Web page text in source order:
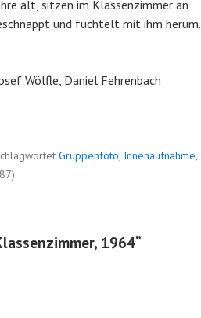
alt, sitzen im Klassenzimmer an
und fuchtelt mit ihm herum.
Wölfle, Daniel Fehrenbach
Gruppenfoto, Innenaufnahme,
1964“